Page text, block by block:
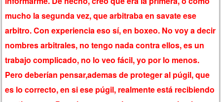
mucho la segunda vez, que arbitraba en savate ese
arbitro. Con experiencia eso sí, en boxeo. No voy a decir
nombres arbitrales, no tengo nada contra ellos, es un
trabajo complicado, no lo veo fácil, yo por lo menos.
Pero deberían pensar,ademas de proteger al púgil, que
es lo correcto, en si ese púgil, realmente está recibiendo